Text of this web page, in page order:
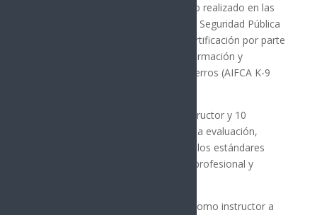
(PESP) participó en el entrenamiento realizado en las
instalaciones de la Universidad de la Seguridad Pública
(USP), lo que permitió obtener la certificación por parte
de la Asociación Internacional de Formación y
Capacitación de Adiestradores de Perros (AIFCA K-9
Un total de 14 manejadores, un instructor y 10
ejemplares caninos participaron en la evaluación,
obteniendo el mérito al cumplir con los estándares
necesarios para brindar un servicio profesional y
Además, se otorgó la certificación como instructor a